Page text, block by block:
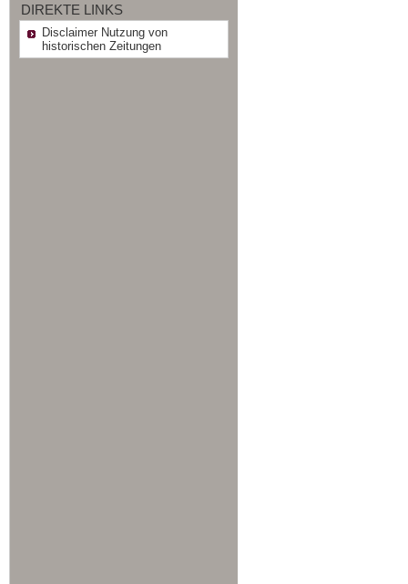
DIREKTE LINKS
Disclaimer Nutzung von
historischen Zeitungen